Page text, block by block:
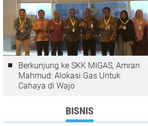
Berkunjung ke SKK MIGAS, Amran
Mahmud: Alokasi Gas Untuk
Cahaya di Wajo
BISNIS